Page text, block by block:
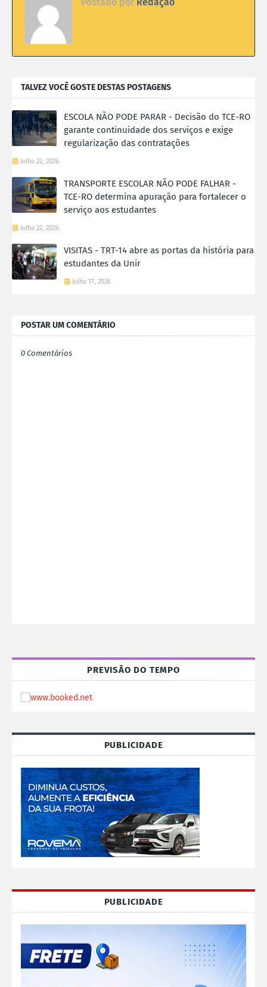
Postado por Redação
TALVEZ VOCÊ GOSTE DESTAS POSTAGENS
ESCOLA NÃO PODE PARAR - Decisão do TCE-RO
garante continuidade dos serviços e exige
regularização das contratações
Julho 22, 2026
TRANSPORTE ESCOLAR NÃO PODE FALHAR -
TCE-RO determina apuração para fortalecer o
serviço aos estudantes
Julho 22, 2026
VISITAS - TRT-14 abre as portas da história para
estudantes da Unir
Julho 17, 2026
POSTAR UM COMENTÁRIO
0 Comentários
PREVISÃO DO TEMPO
PUBLICIDADE
PUBLICIDADE